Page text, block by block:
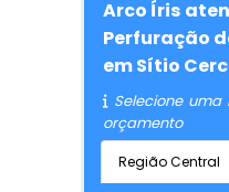
Arco Íris
Perfuração
em Sítio
Selecione uma
orçamento
Região Central